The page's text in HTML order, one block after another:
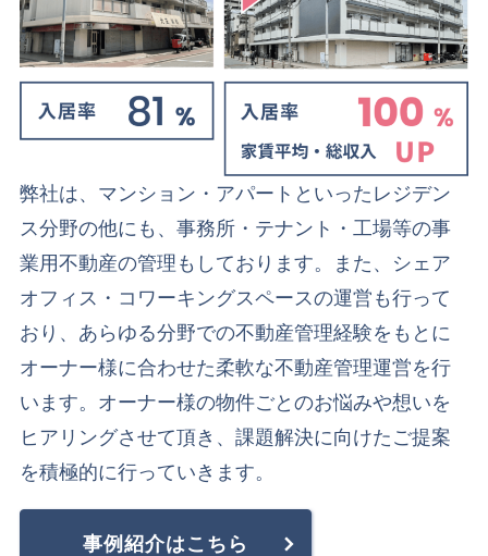
弊社は、マンション・アパートといったレジデン
ス分野の他にも、事務所・テナント・工場等の事
業用不動産の管理もしております。
また、シェア
オフィス・コワーキングスペースの運営も行って
おり、あらゆる分野での不動産管理経験をもとに
オーナー様に合わせた柔軟な不動産管理運営を行
います。 オーナー様の物件ごとのお悩みや想いを
ヒアリングさせて頂き、課題解決に向けたご提案
を積極的に行っていきます。
事例紹介はこちら